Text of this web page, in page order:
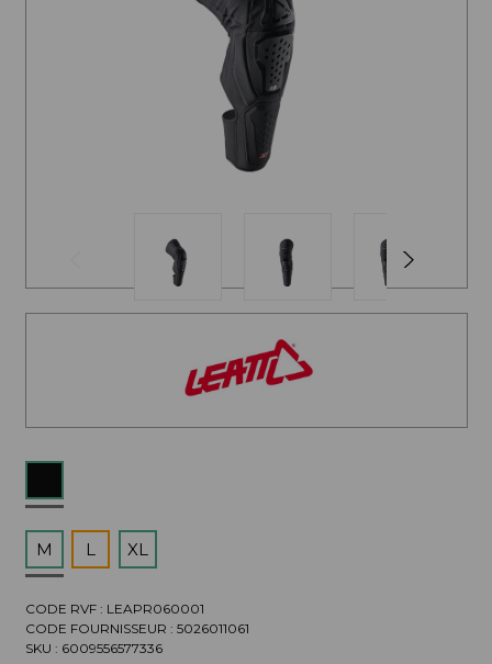
M L XL
CODE RVF : LEAPR060001
CODE FOURNISSEUR : 5026011061
SKU : 6009556577336